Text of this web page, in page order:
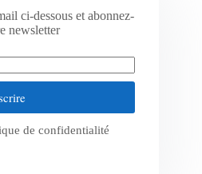
ci-dessous et abonnez-
newsletter
de confidentialité